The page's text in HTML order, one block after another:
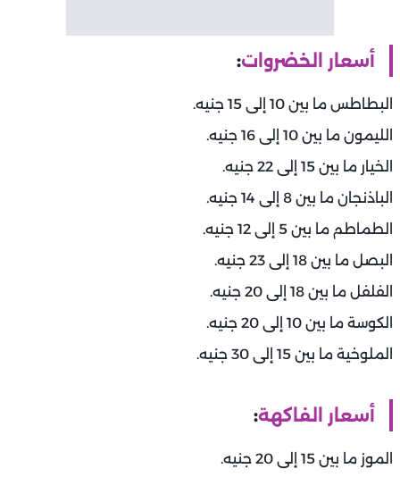
أسعار الخضروات:
البطاطس ما بين 10 إلى 15 جنيه.
الليمون ما بين 10 إلى 16 جنيه.
الخيار ما بين 15 إلى 22 جنيه.
الباذنجان ما بين 8 إلى 14 جنيه.
الطماطم ما بين 5 إلى 12 جنيه.
البصل ما بين 18 إلى 23 جنيه.
الفلفل ما بين 18 إلى 20 جنيه.
الكوسة ما بين 10 إلى 20 جنيه.
الملوخية ما بين 15 إلى 30 جنيه.
أسعار الفاكهة:
الموز ما بين 15 إلى 20 جنيه.